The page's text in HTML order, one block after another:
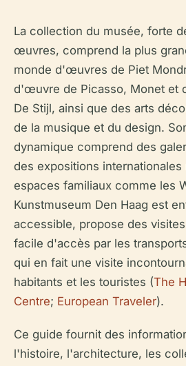
La collection du musée, forte
œuvres, comprend la plus
monde d'œuvres de Piet
d'œuvre de Picasso, Monet et
De Stijl, ainsi que des arts
de la musique et du design.
dynamique comprend des
des expositions
espaces familiaux comme les
Kunstmuseum Den Haag est
accessible, propose des
facile d'accès par les
qui en fait une visite
habitants et les touristes (The
Centre; European Traveler).
Ce guide fournit des
l'histoire, l'architecture, les